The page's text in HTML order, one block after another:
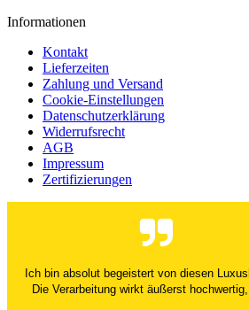
Informationen
Kontakt
Lieferzeiten
Zahlung und Versand
Cookie-Einstellungen
Datenschutzerklärung
Widerrufsrecht
AGB
Impressum
Zertifizierungen
Ich bin absolut begeistert von diesen
Die Verarbeitung wirkt äußerst